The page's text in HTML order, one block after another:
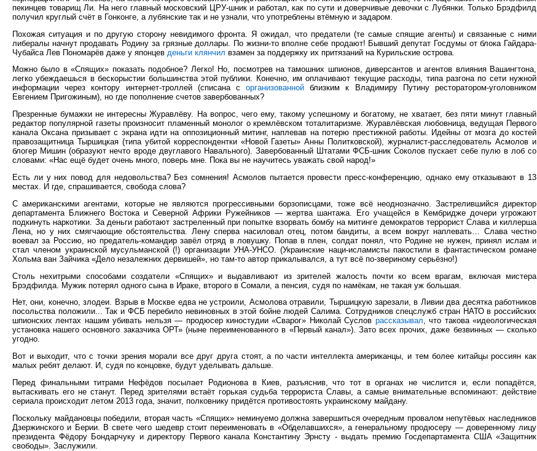
пекинцев товарищ Ли. На него главный московский ЦРУ-шник и работал, как по сути и доверчивые девочки с Лубянки. Только Брэдфилд
получил круглый счёт в Гонконге, а лубянские так и не узнали, что употреблены втёмную и задаром.
Похожая ситуация и по другую сторону невидимого фронта. Я ожидал, что предатели (те самые спящие агенты) и связанные с ними
либералы начнут продавать Родину за грязные доллары. По жизни-то вполне себе продают! Бывший депутат Госдумы от блока Гайдара-
Чубайса Лев Пономарёв даже у японцев деньги клянчил взамен за поддержку их притязаний на Курильские острова.
Можно было в «Спящих» показать подобное? Легко! Но, посмотрев на тамошних шпионов, диверсантов и агентов влияния Вашингтона,
легко убеждаешься в бескорыстии большинства этой публики. Конечно, им оплачивают текущие расходы, типа разгона по сети нужной
информации через контору интернет-троллей (списана сорганизованной близким к Владимиру Путину ресторатором-уголовником
Евгением Пригожиным), но где пополнение счетов завербованных?
Презренные бумажки не интересны Журавлёву. На вопрос, чего ему, такому успешному и богатому, не хватает, без пяти минут главный
редактор популярной газеты произносит пламенный монолог о кремлёвском тоталитаризме. Журавлёвская любовница, ведущая Первого
канала Оксана призывает с экрана идти на оппозиционный митинг, наплевав на потерю престижной работы. Идейны от мозга до костей
правозащитница Тыршицкая (типа убитой корреспондентки «Новой Газеты» Анны Политковской), журналист-расследователь Асмолов и
блогер Мишин (образуют нечто вроде двуглавого Навального). Завербованный Штатами ФСБ-шник Соколов пускает себе пулю в лоб со
словами: «Нас ещё будет очень много, поверь мне. Пока вы не научитесь уважать свой народ!»
Есть ли у них повод для недовольства? Без сомнения! Асмолов пытается провести пресс-конференцию, однако ему отказывают в 13
местах. И где, спрашивается, свобода слова?
С американскими агентами, которые не являются прогрессивными борзописцами, тоже всё неоднозначно. Застрелившийся директор
департамента Ближнего Востока и Северной Африки Ружейников — жертва шантажа. Его учащейся в Кембридже дочери угрожают
подкинуть наркотики. За деньги работают застреленный при попытке взорвать бомбу на митинге демократов террорист Слава и киллерша
Лена, но у них смягчающие обстоятельства. Лену сперва насиловал отец, потом бандиты, а всем вокруг наплевать… Слава честно
воевал за Россию, но предатель-командир завёл отряд в ловушку. Попав в плен, солдат понял, что Родине не нужен, принял ислам и
стал членом украинской мусульманской (!) организации УНА-УНСО. (Украинские наци-исламисты пакостили в фантастическом романе
Хольма ван Зайчика «Дело незалежних дервишей», но там-то автор прикалывался, а тут всё по-звериному серьёзно!)
Столь нехитрыми способами создатели «Спящих» и выдавливают из зрителей жалость почти ко всем врагам, включая мистера
Брэдфилда. Мужик потерял одного сына в Ираке, второго в Сомали, а пенсия, судя по намёкам, не такая уж большая.
Нет, они, конечно, злодеи. Взрыв в Москве едва не устроили, Асмолова отравили, Тыршицкую зарезали, в Ливии два десятка работников
посольства положили... Так и ФСБ перебило невиновных в этой бойне людей Салима. Сотрудников спецслужб стран НАТО в российских
шпионских лентах нашим убивать нельзя — продюсер киностудии «Сварог» Николай Суслов рассказывал, что такова «идеологическая
установка нашего основного заказчика ОРТ» (ныне переименованного в «Первый канал»). Зато всех прочих, даже безвинных — сколько
угодно.
Вот и выходит, что с точки зрения морали все друг друга стоят, а по части интеллекта американцы, и тем более китайцы россиян как
малых ребят делают. И, судя по концовке, будут уделывать дальше.
Перед финальными титрами Нефёдов посылает Родионова в Киев, разъяснив, что тот в органах не числится и, если попадётся,
вытаскивать его не станут. Перед зрителями встаёт горькая судьба террориста Славы, а самые внимательные вспоминают: действие
сериала происходит летом 2013 года, значит, полковнику придётся противостоять украинскому майдану.
Поскольку майдановцы победили, вторая часть «Спящих» неминуемо должна завершиться очередным провалом непутёвых наследников
Дзержинского и Берии. В свете чего шедевр стоит переименовать в «Обделавшихся», а генеральному продюсеру — доверенному лицу
президента Фёдору Бондарчуку и директору Первого канала Константину Эрнсту - выдать премию Госдепартамента США «Защитник
свободы». Заслужили.